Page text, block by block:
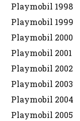
Playmobil 1998
Playmobil 1999
Playmobil 2000
Playmobil 2001
Playmobil 2002
Playmobil 2003
Playmobil 2004
Playmobil 2005